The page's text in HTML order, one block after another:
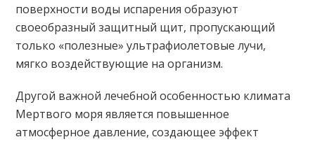
поверхности воды испарения образуют
своеобразный защитный щит, пропускающий
только «полезные» ультрафиолетовые лучи,
мягко воздействующие на организм.
Другой важной лечебной особенностью климата
Мертвого моря является повышенное
атмосферное давление, создающее эффект